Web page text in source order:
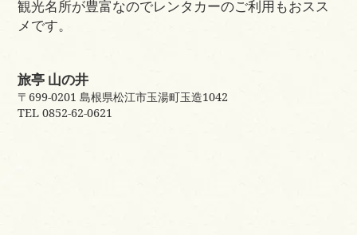
観光名所が豊富なのでレンタカーのご利用もおスス
メです。
旅亭 山の井
〒699-0201 島根県松江市玉湯町玉造1042
TEL 0852-62-0621